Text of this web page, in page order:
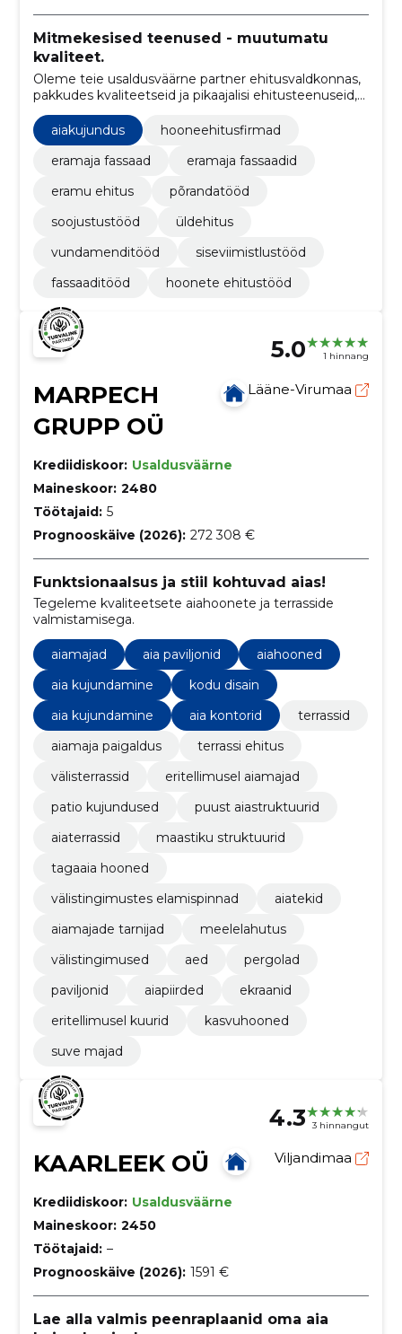
Mitmekesised teenused - muutumatu
kvaliteet.
Oleme teie usaldusväärne partner ehitusvaldkonnas,
pakkudes kvaliteetseid ja pikaajalisi ehitusteenuseid,
aiakujundus
hooneehitusfirmad
eramaja fassaad
eramaja fassaadid
eramu ehitus
põrandatööd
soojustustööd
üldehitus
vundamenditööd
siseviimistlustööd
fassaaditööd
hoonete ehitustööd
5.0 1 hinnang
MARPECH
GRUPP OÜ
Lääne-Virumaa
Krediidiskoor: Usaldusväärne
Maineskoor: 2480
Töötajaid: 5
Prognooskäive (2026): 272 308 €
Funktsionaalsus ja stiil kohtuvad aias!
Tegeleme kvaliteetsete aiahoonete ja terrasside
valmistamisega.
aiamajad aia paviljonid
aiahooned
aia kujundamine
kodu disain
aia kujundamine
aia kontorid
terrassid
aiamaja paigaldus
terrassi ehitus
välisterrassid
eritellimusel aiamajad
patio kujundused
puust aiastruktuurid
aiaterrassid
maastiku struktuurid
tagaaia hooned
välistingimustes elamispinnad
aiatekid
aiamajade tarnijad
meelelahutus
välistingimused
aed
pergolad
paviljonid
aiapiirded
ekraanid
eritellimusel kuurid
kasvuhooned
suve majad
4.3 3 hinnangut
KAARLEEK OÜ Viljandimaa
Krediidiskoor: Usaldusväärne
Maineskoor: 2450
Töötajaid: –
Prognooskäive (2026): 1591 €
Lae alla valmis peenraplaanid oma aia